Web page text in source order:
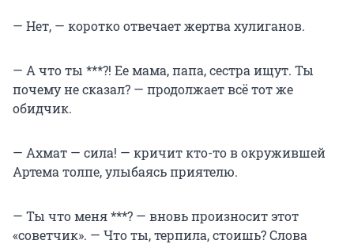
— Нет, — коротко отвечает жертва хулиганов.
— А что ты ***?! Ее мама, папа, сестра ищут. Ты
почему не сказал? — продолжает всё тот же
обидчик.
— Ахмат — сила! — кричит кто-то в окружившей
Артема толпе, улыбаясь приятелю.
— Ты что меня ***? — вновь произносит этот
«советчик». — Что ты, терпила, стоишь? Слова